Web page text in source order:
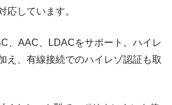
応しています。
、AAC、LDACをサポート。ハイレ
え、有線接続でのハイレゾ認証も取